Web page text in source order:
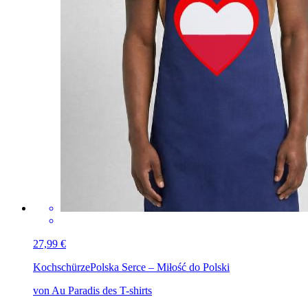
27,99 €
KochschürzePolska Serce – Miłość do Polski
von Au Paradis des T-shirts